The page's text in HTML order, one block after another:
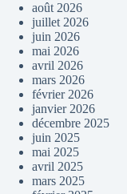
août 2026
juillet 2026
juin 2026
mai 2026
avril 2026
mars 2026
février 2026
janvier 2026
décembre 2025
juin 2025
mai 2025
avril 2025
mars 2025